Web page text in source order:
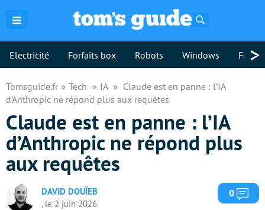
Electricité Forfaits box Robots Windows >
Tomsguide.fr Tech IA
Claude est en panne : l’IA
d’Anthropic ne répond plus aux requêtes
Claude est en panne : l’IA
d’Anthropic ne répond plus
aux requêtes
DAVID DOUÏEB
, le 2 juin 2026
0